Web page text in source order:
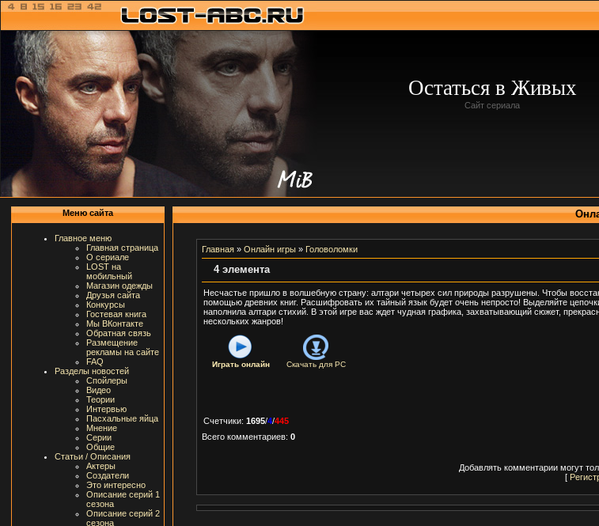
Остаться в Живых
Сайт сериала
Меню сайта
Главное меню
Главная страница
О сериале
LOST на
мобильный
Магазин одежды
Друзья сайта
Конкурсы
Гостевая книга
Мы ВКонтакте
Обратная связь
Размещение
рекламы на сайте
FAQ
Разделы новостей
Спойлеры
Видео
Теории
Интервью
Пасхальные яйца
Мнение
Серии
Общие
Статьи / Описания
Актеры
Создатели
Это интересно
Описание серий 1
сезона
Описание серий 2
сезона
Главная» Онлайн игры» Головоломки
4 элемента
Несчастье пришло в волшебную страну: алтари четырех сил природы разрушены. Чтобы
помощью древних книг. Расшифровать их тайный язык будет очень непросто! Выделяйте
наполнила алтари стихий. В этой игре вас ждет чудная графика, захватывающий сюжет,
нескольких жанров!
Играть онлайн Скачать дляPC
Счетчики: 1695/4/445
Всего комментариев: 0
Добавлять комментарии могут
[